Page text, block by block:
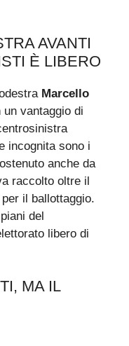
AVANTI
È LIBERO
Marcello
vantaggio di
incognita sono i
anche da
raccolto oltre il
il ballottaggio.
del
libero di
MA IL